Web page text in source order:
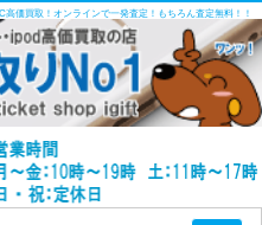
価買取！オンラインで一発査定！もちろん査定無料！！